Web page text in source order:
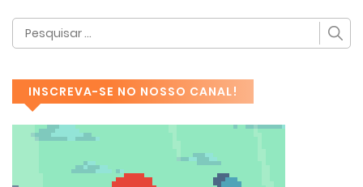
INSCREVA-SE NO NOSSO CANAL!